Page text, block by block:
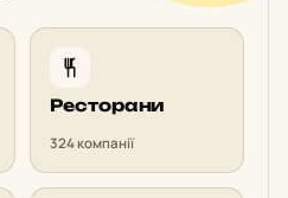
Рес­то­ра­ни
324 компанії